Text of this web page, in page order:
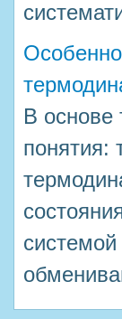
В основе
понятия: